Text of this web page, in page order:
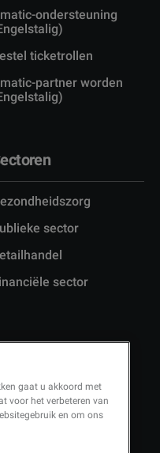
ondersteuning
ticketrollen
partner worden
sector
sector
gaat u akkoord met
voor het verbeteren van
en om ons